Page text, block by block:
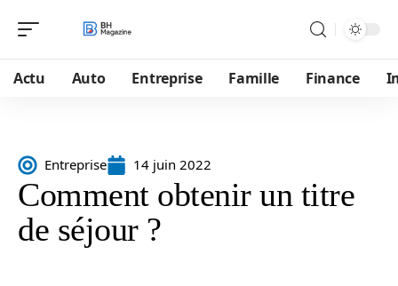
Actu Auto Entreprise Famille Finance
Entreprise 14 juin 2022
Comment obtenir un titre
de séjour ?